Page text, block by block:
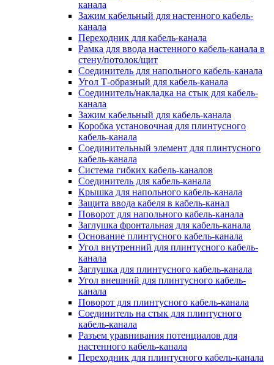
канала
Зажим кабельный для настенного кабель-
канала
Переходник для кабель-канала
Рамка для ввода настенного кабель-канала в
стену/потолок/щит
Соединитель для напольного кабель-канала
Угол Т-образный для кабель-канала
Соединитель/накладка на стык для кабель-
канала
Зажим кабельный для кабель-канала
Коробка установочная для плинтусного
кабель-канала
Соединительный элемент для плинтусного
кабель-канала
Система гибких кабель-каналов
Соединитель для кабель-канала
Крышка для напольного кабель-канала
Защита ввода кабеля в кабель-канал
Поворот для напольного кабель-канала
Заглушка фронтальная для кабель-канала
Основание плинтусного кабель-канала
Угол внутренний для плинтусного кабель-
канала
Заглушка для плинтусного кабель-канала
Угол внешний для плинтусного кабель-
канала
Поворот для плинтусного кабель-канала
Соединитель на стык для плинтусного
кабель-канала
Разъем уравнивания потенциалов для
настенного кабель-канала
Переходник для плинтусного кабель-канала